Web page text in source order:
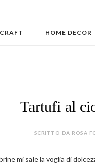
HOME DECOR
Tartufi al
SCRITTO DA ROSA
mi sale la voglia di